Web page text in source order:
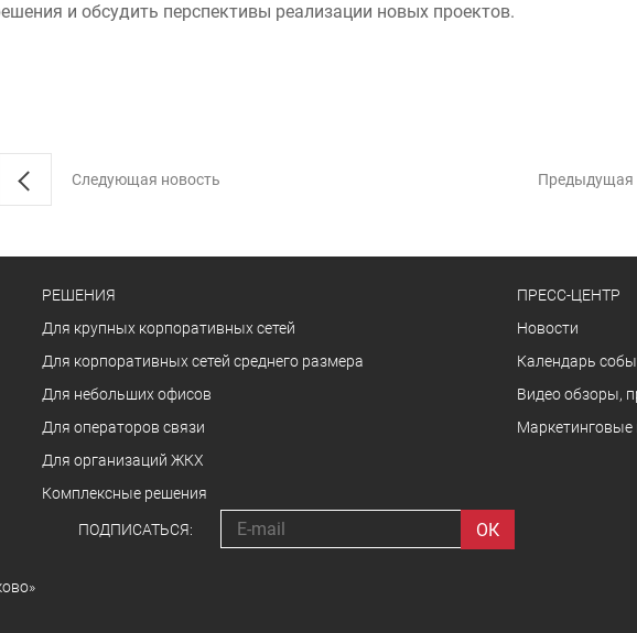
и обсудить перспективы реализации новых проектов.
Предыдущая
Следующая новость
РЕШЕНИЯ
Для крупных корпоративных сетей
Для корпоративных сетей среднего размера
Для небольших офисов
Для операторов связи
Для организаций ЖКХ
Комплексные решения
ПРЕСС-ЦЕНТР
Новости
Календарь
Видео обзоры,
ПОДПИСАТЬСЯ: